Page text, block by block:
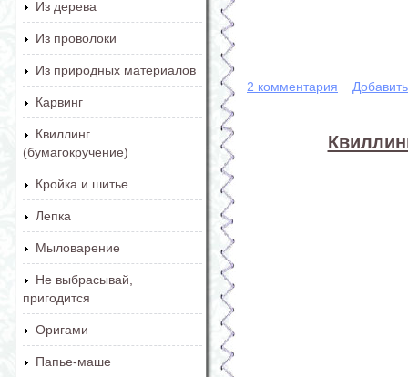
Из дерева
Из проволоки
Из природных материалов
Карвинг
Квиллинг
(бумагокручение)
Кройка и шитье
Лепка
Мыловарение
Не выбрасывай,
пригодится
Оригами
Папье-маше
2 комментария